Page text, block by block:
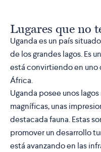
Lugares que no
Uganda es un país
de los grandes lagos. Es
está convirtiendo en uno
África.
Uganda posee unos
magníficas, unas
destacada fauna. Estas
promover un desarrollo
está avanzando en las